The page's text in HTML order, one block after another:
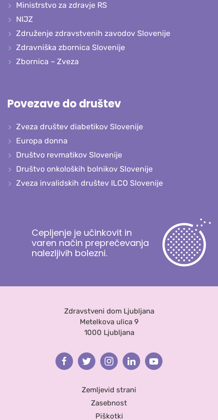
Ministrstvo za zdravje RS
NIJZ
Združenje zdravstvenih zavodov Slovenije
Zdravniška zbornica Slovenije
Zbornica – Zveza
Povezave do društev
Zveza društev diabetikov Slovenije
Europa donna
Društvo revmatikov Slovenije
Društvo onkoloških bolnikov Slovenije
Zveza invalidskih društev ILCO Slovenije
Cepljenje je učinkovit in
varen način preprečevanja
nalezljivih bolezni.
Zdravstveni dom Ljubljana
Metelkova ulica 9
1000 Ljubljana
FacebookTwitterInstagramLinkedinYoutube
Zemljevid strani
Zasebnost
Piškotki